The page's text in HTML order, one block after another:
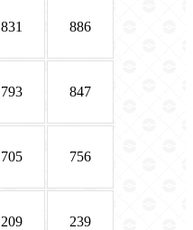
831 886
793 847
705 756
209 239